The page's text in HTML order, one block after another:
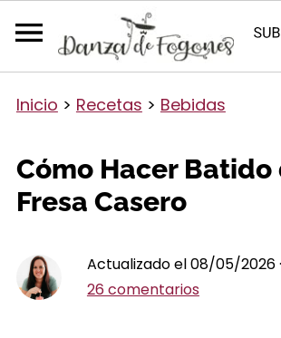
Inicio > Recetas > Bebidas
Cómo Hacer Batido
Fresa Casero
Actualizado el 08/05/2026
26 comentarios